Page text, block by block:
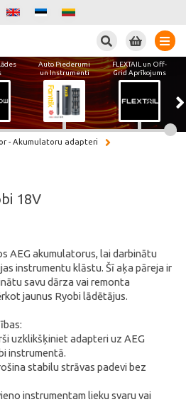
Auto Piederumi
un Instrumenti
FLEXTAIL un Off-
Grid Aprīkojums
- Akumulatoru adapteri
18V
AEG akumulatorus, lai darbinātu
instrumentu klāstu. Šī aķa pāreja ir
savu dārza vai remonta
jaunus Ryobi lādētājus.
uzklikšķiniet adapteri uz AEG
instrumentā.
stabilu strāvas padevi bez
instrumentam lieku svaru vai